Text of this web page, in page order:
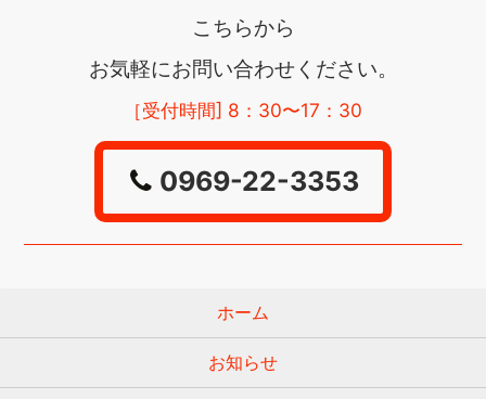
こちらから
お気軽にお問い合わせください。
［受付時間] 8：30〜17：30
0969-22-3353
ホーム
お知らせ